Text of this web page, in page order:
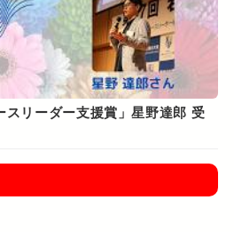
スリーダー支援賞」星野達郎 受